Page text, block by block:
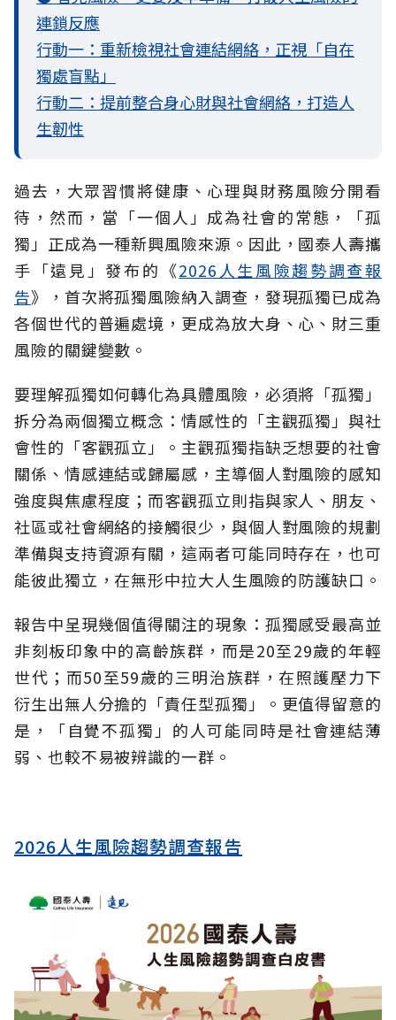
連鎖反應
行動一：重新檢視社會連結網絡，正視「自在
獨處盲點」
行動二：提前整合身心財與社會網絡，打造人
生韌性
過去，大眾習慣將健康、心理與財務風險分開看
待，然而，當「一個人」成為社會的常態，「孤
獨」正成為一種新興風險來源。因此，國泰人壽攜
手「遠見」發布的《2026人生風險趨勢調查報
告》，首次將孤獨風險納入調查，發現孤獨已成為
各個世代的普遍處境，更成為放大身、心、財三重
風險的關鍵變數。
要理解孤獨如何轉化為具體風險，必須將「孤獨」
拆分為兩個獨立概念：情感性的「主觀孤獨」與社
會性的「客觀孤立」。主觀孤獨指缺乏想要的社會
關係、情感連結或歸屬感，主導個人對風險的感知
強度與焦慮程度；而客觀孤立則指與家人、朋友、
社區或社會網絡的接觸很少，與個人對風險的規劃
準備與支持資源有關，這兩者可能同時存在，也可
能彼此獨立，在無形中拉大人生風險的防護缺口。
報告中呈現幾個值得關注的現象：孤獨感受最高並
非刻板印象中的高齡族群，而是20至29歲的年輕
世代；而50至59歲的三明治族群，在照護壓力下
衍生出無人分擔的「責任型孤獨」。更值得留意的
是，「自覺不孤獨」的人可能同時是社會連結薄
弱、也較不易被辨識的一群。
2026人生風險趨勢調查報告